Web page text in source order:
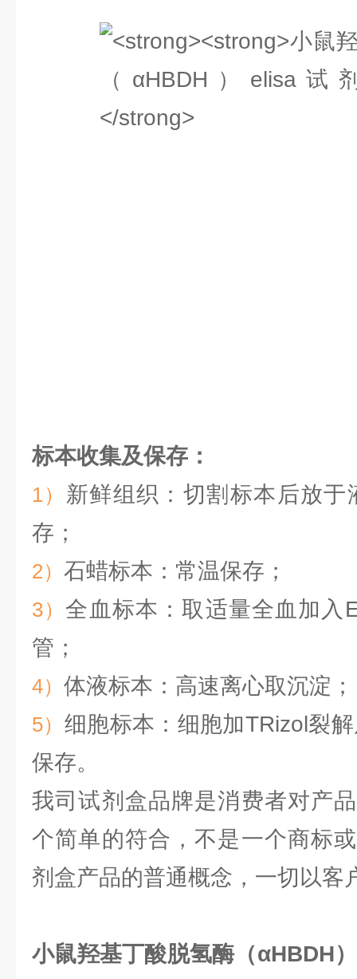
标本收集及保存：
1） 新鲜组织：切割标本后放
存；
2） 石蜡标本：常温保存；
3）全血标本：取适量全血加入
管；
4） 体液标本：高速离心取沉淀；
5） 细胞标本：细胞加TRizol裂
保存。
我司试剂盒品牌是消费者对产
个简单的符合，不是一个商标
剂盒产品的普通概念，一切以客
小鼠羟基丁酸脱氢酶（αHBDH